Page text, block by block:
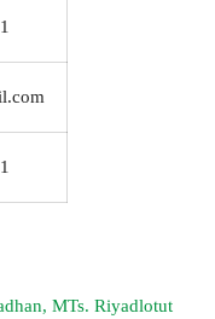
MTs. Riyadlotut